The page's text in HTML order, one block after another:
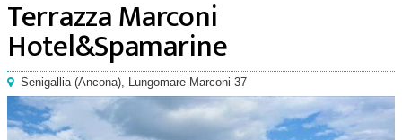
Terrazza Marconi
Hotel&Spamarine
Senigallia(Ancona), Lungomare Marconi 37